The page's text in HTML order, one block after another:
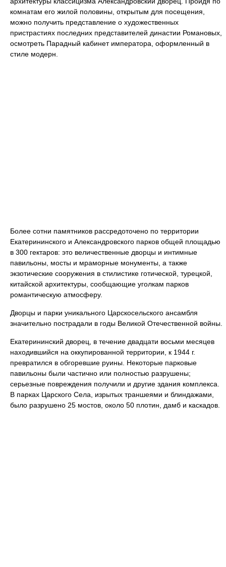
комнатам его жилой половины, открытым для посещения,
можно получить представление о художественных
пристрастиях последних представителей династии Романовых,
осмотреть Парадный кабинет императора, оформленный в
стиле модерн.
Более сотни памятников рассредоточено по территории
Екатерининского и Александровского парков общей площадью
в 300 гектаров: это величественные дворцы и интимные
павильоны, мосты и мраморные монументы, а также
экзотические сооружения в стилистике готической, турецкой,
китайской архитектуры, сообщающие уголкам парков
романтическую атмосферу.
Дворцы и парки уникального Царскосельского ансамбля
значительно пострадали в годы Великой Отечественной войны.
Екатерининский дворец, в течение двадцати восьми месяцев
находившийся на оккупированной территории, к 1944 г.
превратился в обгоревшие руины. Некоторые парковые
павильоны были частично или полностью разрушены;
серьезные повреждения получили и другие здания комплекса.
В парках Царского Села, изрытых траншеями и блиндажами,
было разрушено 25 мостов, около 50 плотин, дамб и каскадов.